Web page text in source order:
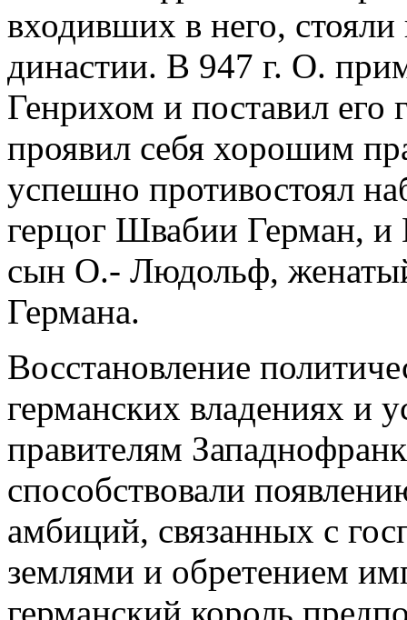
входивших в него, стояли
династии. В 947 г. О.
Генрихом и поставил его
проявил себя хорошим
успешно противостоял
герцог Швабии Герман, и
сын О.- Людольф,
Германа.
Восстановление
германских владениях и
правителям
способствовали
амбиций, связанных с
землями и обретением